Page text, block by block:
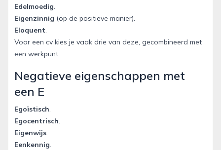
Edelmoedig.
Eigenzinnig (op de positieve manier).
Eloquent.
Voor een cv kies je vaak drie van deze, gecombineerd met
een werkpunt.
Negatieve eigenschappen met
een E
Egoïstisch.
Egocentrisch.
Eigenwijs.
Eenkennig.